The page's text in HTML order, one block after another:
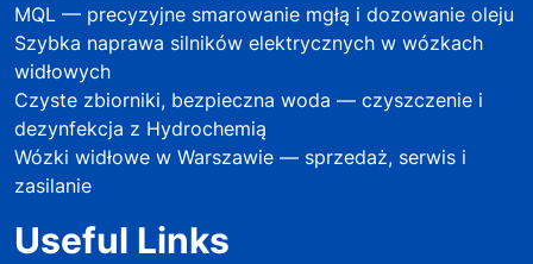
MQL — precyzyjne smarowanie mgłą i dozowanie oleju
Szybka naprawa silników elektrycznych w wózkach
widłowych
Czyste zbiorniki, bezpieczna woda — czyszczenie i
dezynfekcja z Hydrochemią
Wózki widłowe w Warszawie — sprzedaż, serwis i
zasilanie
Useful Links